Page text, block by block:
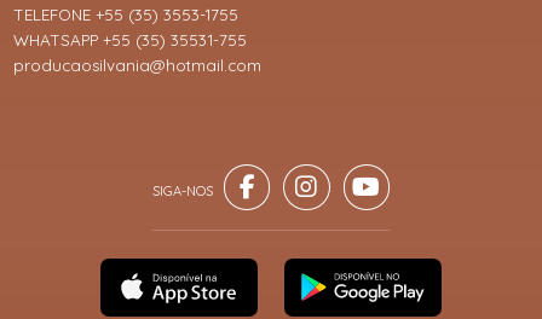
TELEFONE +55 (35) 3553-1755
WHATSAPP +55 (35) 35531-755
producaosilvania@hotmail.com